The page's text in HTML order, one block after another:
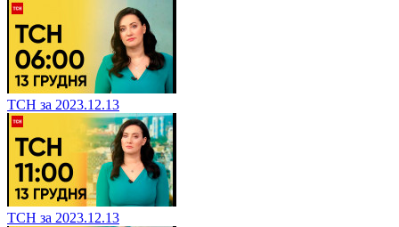
ТСН за 2023.12.13
ТСН за 2023.12.13